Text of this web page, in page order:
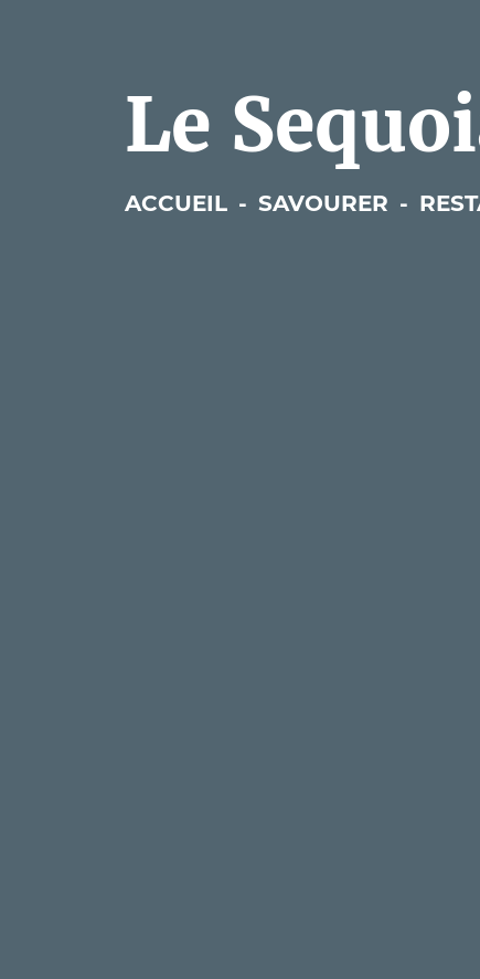
Le
ACCUEIL - SAVOURER -